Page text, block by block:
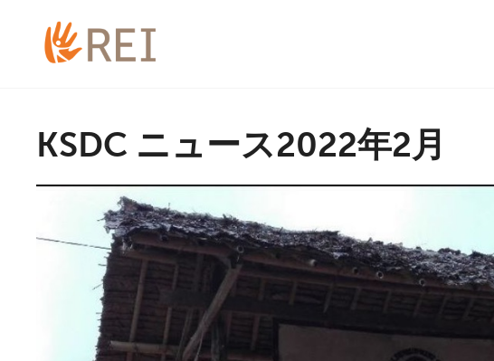
KSDC ニュース2022年2月